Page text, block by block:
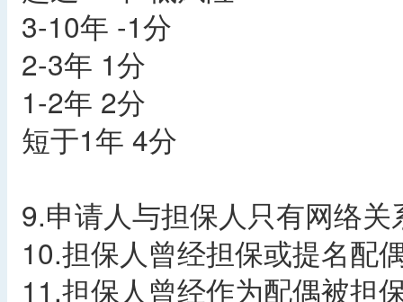
3-10年 -1分
2-3年 1分
1-2年 2分
短于1年 4分
9.申请人与担保人只有网络关
10.担保人曾经担保或提名配
11.担保人曾经作为配偶被担